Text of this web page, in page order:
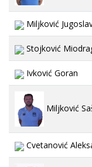
Miljković
Stojković
Ivković Goran
Miljković
Cvetanović